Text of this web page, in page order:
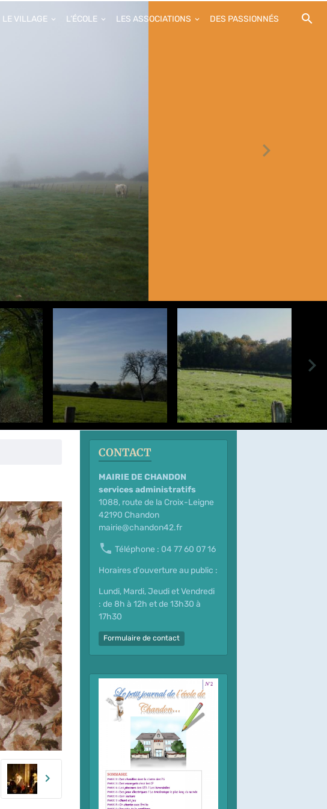
LE VILLAGE L’ÉCOLE LES ASSOCIATIONS DES PASSIONNÉS
CONTACT
MAIRIE DE CHANDON
services administratifs
1088, route de la Croix-Leigne
42190 Chandon
mairie@chandon42.fr
Téléphone : 04 77 60 07 16
Horaires d'ouverture au public :
Lundi, Mardi, Jeudi et Vendredi
: de 8h à 12h et de 13h30 à
17h30
Formulaire de contact